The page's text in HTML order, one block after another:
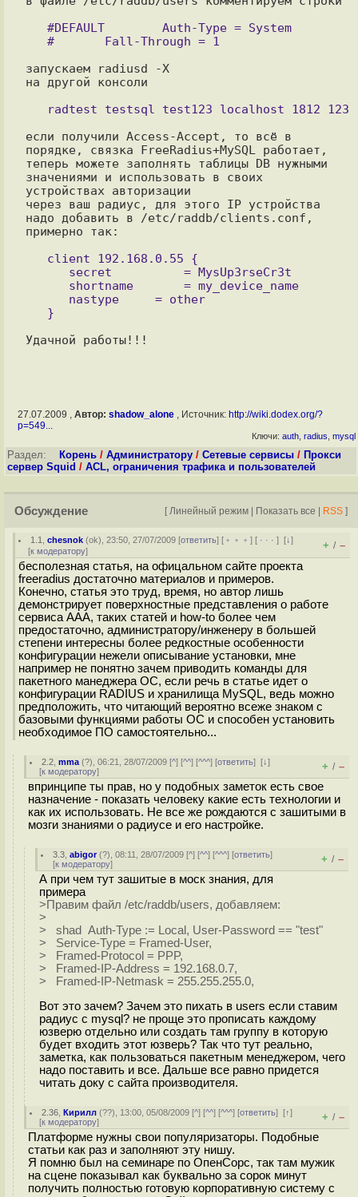
запускаем radiusd -X
на другой консоли
если получили Access-Accept, то всё в
порядке, связка FreeRadius+MySQL работает,
теперь можете заполнять таблицы DB нужными
значениями и использовать в своих
устройствах авторизации
через ваш радиус, для этого IP устройства
надо добавить в /etc/raddb/clients.conf,
примерно так:
27.07.2009 , Автор: shadow_alone, Источник: http://wiki.dodex.org/?
p=549...
Ключи: auth radius mysql
Раздел: Корень / Администратору / Сетевые сервисы / Прокси
сервер Squid / ACL, ограничения трафика и пользователей
Обсуждение [ Линейный режим | Показать все | RSS ]
1.1 ,chesnok (ok), 23:50, 27/07/2009 [ответить] [ ﹢﹢﹢] [ · · ·][↓]
[к модератору] + / –
бесполезная статья, на офицальном сайте проекта
freeradius достаточно материалов и примеров.
Конечно, статья это труд, время, но автор лишь
демонстрирует поверхностные представления о работе
сервиса ААА, таких статей и how-to более чем
предостаточно, администратору/инженеру в большей
степени интересны более редкостные особенности
конфигурации нежели описывание установки, мне
например не понятно зачем приводить команды для
пакетного манеджера ОС, если речь в статье идет о
конфигурации RADIUS и хранилища MySQL, ведь можно
предположить, что читающий вероятно всеже знаком с
базовыми функциями работы ОС и способен установить
необходимое ПО самостоятельно...
2.2 ,mma (?), 06:21, 28/07/2009 [^] [^^] [^^^] [ответить][↓]
[к модератору] + / –
впринципе ты прав, но у подобных заметок есть свое
назначение - показать человеку какие есть технологии и
как их использовать. Не все же рождаются с зашитыми в
мозги знаниями о радиусе и его настройке.
3.3 ,abigor(?), 08:11, 28/07/2009 [^] [^^] [^^^] [ответить]
[к модератору] + / –
А при чем тут зашитые в моск знания, для
примера
>Правим файл /etc/raddb/users, добавляем:
>
> shad Auth-Type := Local, User-Password == "test"
> Service-Type = Framed-User,
> Framed-Protocol = PPP,
> Framed-IP-Address = 192.168.0.7,
> Framed-IP-Netmask = 255.255.255.0,
Вот это зачем? Зачем это пихать в users если ставим
радиус с mysql? не проще это прописать каждому
юзверю отдельно или создать там группу в которую
будет входить этот юзверь? Так что тут реально,
заметка, как пользоваться пакетным менеджером, чего
надо поставить и все. Дальше все равно придется
читать доку с сайта производителя.
2.36 ,Кирилл (??), 13:00, 05/08/2009 [^] [^^] [^^^] [ответить][↑]
[к модератору] + / –
Платформе нужны свои популяризаторы. Подобные
статьи как раз и заполняют эту нишу.
Я помню был на семинаре по ОпенСорс, так там мужик
на сцене показывал как буквально за сорок минут
получить полностью готовую корпоративную систему с